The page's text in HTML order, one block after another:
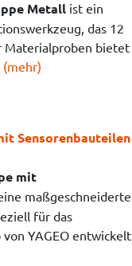
Metallist ein
das 12
Materialproben bietet
(mehr)
Sensorenbauteilen
mit
maßgeschneiderte
für das
YAGEO entwickelt